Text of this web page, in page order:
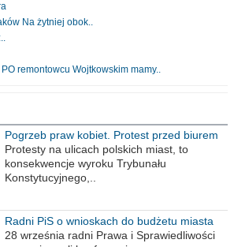
Na żytniej obok..
remontowcu Wojtkowskim mamy..
Pogrzeb praw kobiet. Protest przed biurem
poselskim PiS
Protesty na ulicach polskich miast, to
konsekwencje wyroku Trybunału
Konstytucyjnego,..
Radni PiS o wnioskach do budżetu miasta
na 2021 rok
28 września radni Prawa i Sprawiedliwości